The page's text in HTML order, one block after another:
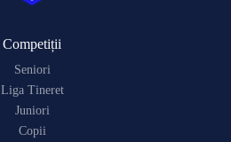
Competiții
Seniori
Liga Tineret
Juniori
Copii